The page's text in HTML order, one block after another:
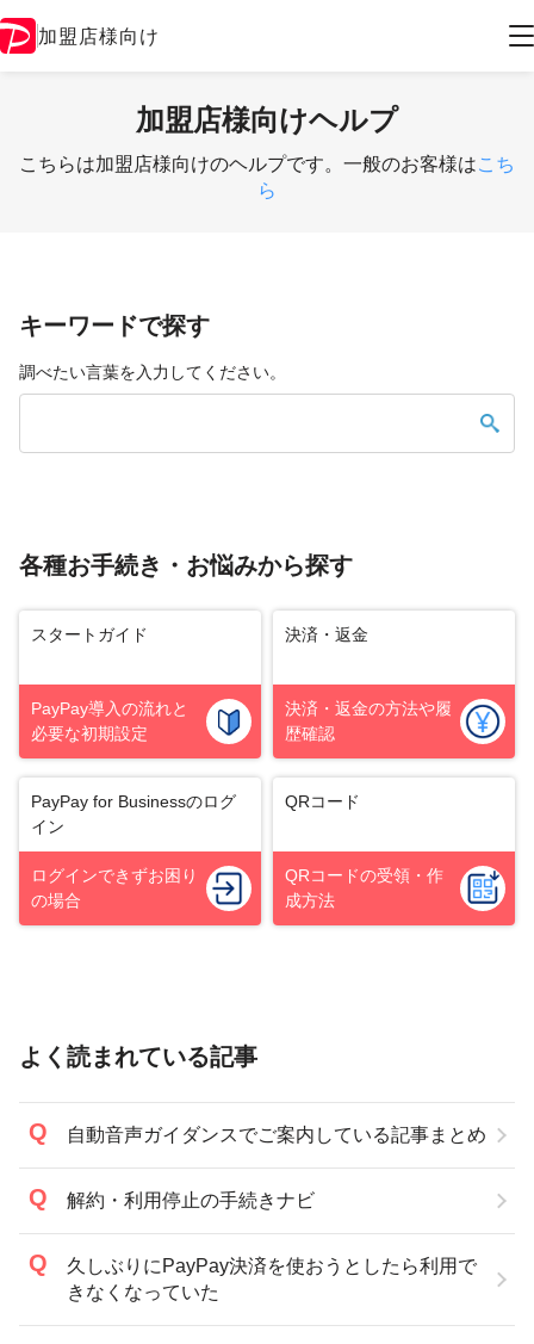
加盟店様向け
加盟店様向けヘルプ
こちらは加盟店様向けのヘルプです。一般のお客様はこち
ら
キーワードで探す
調べたい言葉を入力してください。
各種お手続き・お悩みから探す
スタートガイド
PayPay導入の流れと
必要な初期設定
決済・返金
決済・返金の方法や履
歴確認
PayPay for Businessのログ
イン
ログインできずお困り
の場合
QRコード
QRコードの受領・ 作
成方法
よく読まれている記事
自動音声ガイダンスでご案内している記事まとめ
解約・利用停止の手続きナビ
久しぶりにPayPay決済を使おうとしたら利用で
きなくなっていた